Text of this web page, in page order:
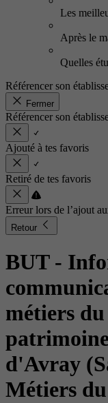
Les
Après le
Quelles
Référencer son
Fermer
Référencer son
Ajouté à tes favoris
Retiré de tes favoris
Erreur lors de l’ajout
Retour
BUT -
métiers
d'Avray
Métiers